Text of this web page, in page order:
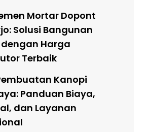
Mortar Dopont
Solusi Bangunan
dengan Harga
Terbaik
Kanopi
Panduan Biaya,
dan Layanan